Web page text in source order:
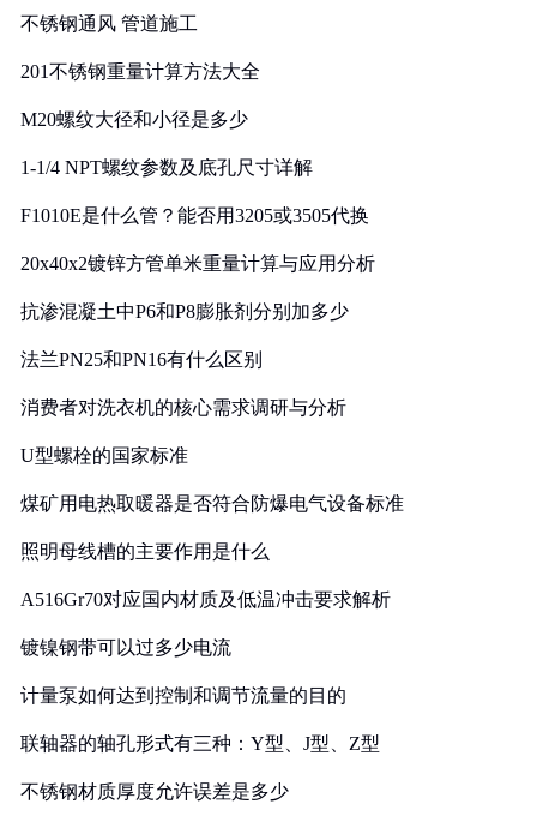
不锈钢通风 管道施工
201不锈钢重量计算方法大全
M20螺纹大径和小径是多少
1-1/4 NPT螺纹参数及底孔尺寸详解
F1010E是什么管？能否用3205或3505代换
20x40x2镀锌方管单米重量计算与应用分析
抗渗混凝土中P6和P8膨胀剂分别加多少
法兰PN25和PN16有什么区别
消费者对洗衣机的核心需求调研与分析
U型螺栓的国家标准
煤矿用电热取暖器是否符合防爆电气设备标准
照明母线槽的主要作用是什么
A516Gr70对应国内材质及低温冲击要求解析
镀镍钢带可以过多少电流
计量泵如何达到控制和调节流量的目的
联轴器的轴孔形式有三种：Y型、J型、Z型
不锈钢材质厚度允许误差是多少